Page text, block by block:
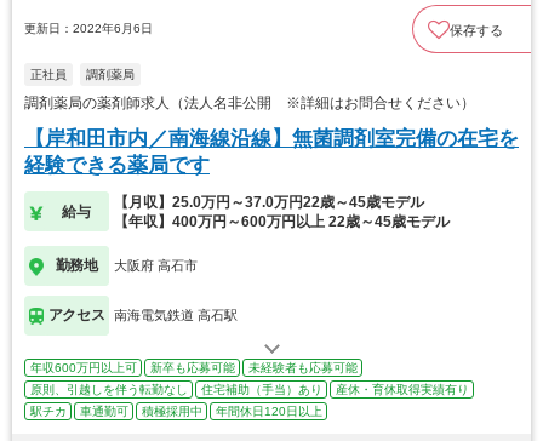
更新日：2022年6月6日 保存する
正社員 調剤薬局
調剤薬局の薬剤師求人（法人名非公開 ※詳細はお問合せください）
【岸和田市内／南海線沿線】無菌調剤室完備の在宅を
経験できる薬局です
給与
【月収】25.0万円～37.0万円22歳～45歳モデル
【年収】400万円～600万円以上 22歳～45歳モデル
勤務地 大阪府 高石市
アクセス 南海電気鉄道 高石駅
年収600万円以上可 新卒も応募可能
未経験者も応募可能
原則、引越しを伴う転勤なし
住宅補助（手当）あり
産休・育休取得実績有り
駅チカ
車通勤可 積極採用中 年間休日120日以上